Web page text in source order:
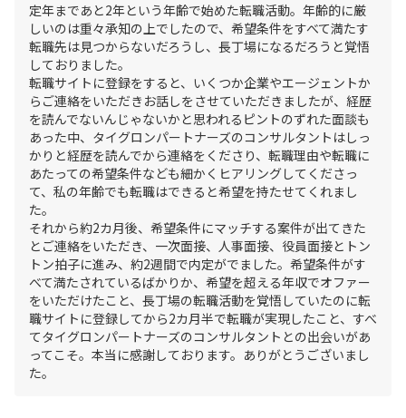
定年まであと2年という年齢で始めた転職活動。年齢的に厳
しいのは重々承知の上でしたので、希望条件をすべて満たす
転職先は見つからないだろうし、長丁場になるだろうと覚悟
しておりました。
転職サイトに登録をすると、いくつか企業やエージェントか
らご連絡をいただきお話しをさせていただきましたが、経歴
を読んでないんじゃないかと思われるピントのずれた面談も
あった中、タイグロンパートナーズのコンサルタントはしっ
かりと経歴を読んでから連絡をくださり、転職理由や転職に
あたっての希望条件なども細かくヒアリングしてくださっ
て、私の年齢でも転職はできると希望を持たせてくれまし
た。
それから約2カ月後、希望条件にマッチする案件が出てきた
とご連絡をいただき、一次面接、人事面接、役員面接とトン
トン拍子に進み、約2週間で内定がでました。希望条件がす
べて満たされているばかりか、希望を超える年収でオファー
をいただけたこと、長丁場の転職活動を覚悟していたのに転
職サイトに登録してから2カ月半で転職が実現したこと、すべ
てタイグロンパートナーズのコンサルタントとの出会いがあ
ってこそ。本当に感謝しております。ありがとうございまし
た。